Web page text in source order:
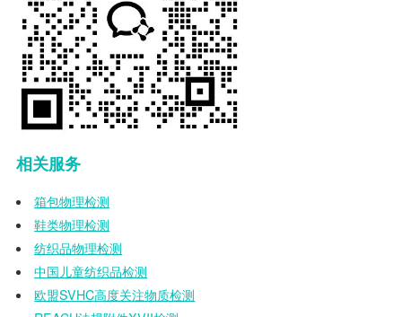
相关服务
箱包物理检测
鞋类物理检测
纺织品物理检测
中国儿童纺织品检测
欧盟SVHC高度关注物质检测